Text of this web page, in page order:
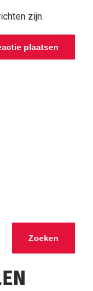
zijn.
Zoeken